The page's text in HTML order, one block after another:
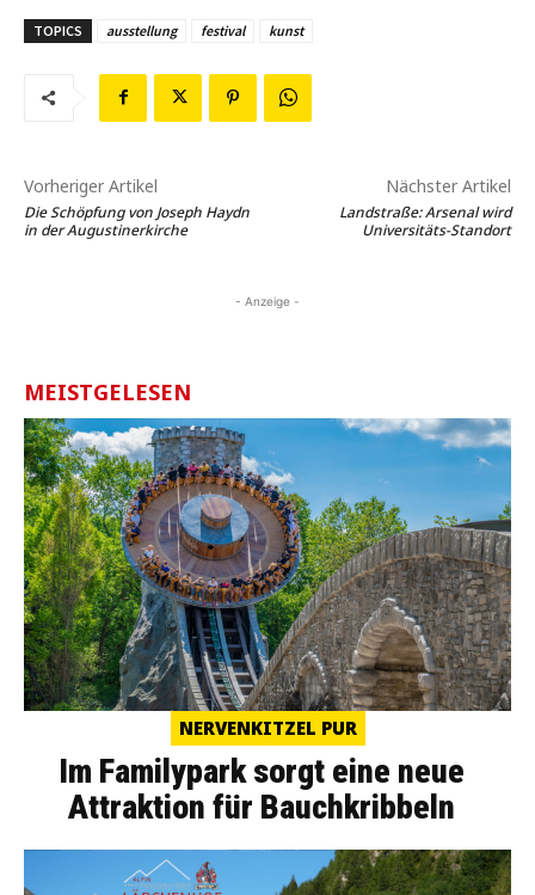
TOPICS ausstellung festival kunst
Vorheriger Artikel
Die Schöpfung von Joseph Haydn
in der Augustinerkirche
Nächster Artikel
Landstraße: Arsenal wird
Universitäts-Standort
- Anzeige -
MEISTGELESEN
NERVENKITZEL PUR
Im Familypark sorgt eine neue
Attraktion für Bauchkribbeln